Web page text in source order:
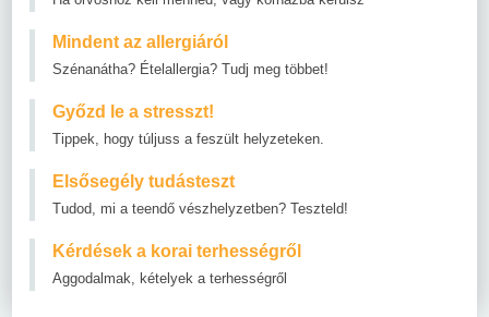
Mindent az allergiáról
Szénanátha? Ételallergia? Tudj meg többet!
Győzd le a stresszt!
Tippek, hogy túljuss a feszült helyzeteken.
Elsősegély tudásteszt
Tudod, mi a teendő vészhelyzetben? Teszteld!
Kérdések a korai terhességről
Aggodalmak, kételyek a terhességről